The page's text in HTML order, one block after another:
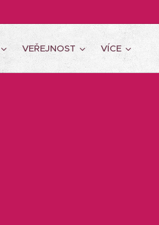
VEŘEJNOST VÍCE